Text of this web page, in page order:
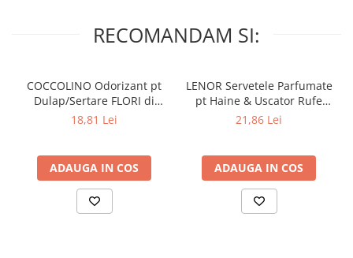
Pentru EA
Pentru EL
Pet Shop
Covoare & Tapiterii
RECOMANDAM SI:
COCCOLINO Odorizant pt
Dulap/Sertare FLORI di
PRIMAVERA 3 buc
18,81 Lei
ADAUGA IN COS
LENOR Servetele Parfumate
pt Haine & Uscator Rufe
SPRING AWAKENING 34 buc
21,86 Lei
ADAUGA IN COS